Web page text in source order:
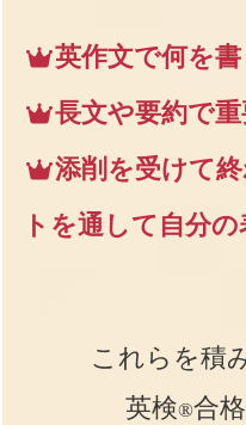
英作文で何を書
長文や要約で重
添削を受けて
トを通して自分の
これらを積
英検®合